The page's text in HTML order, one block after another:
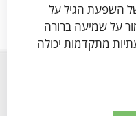
השפעת הגיל על
על שמיעה ברורה
מתקדמות יכולה